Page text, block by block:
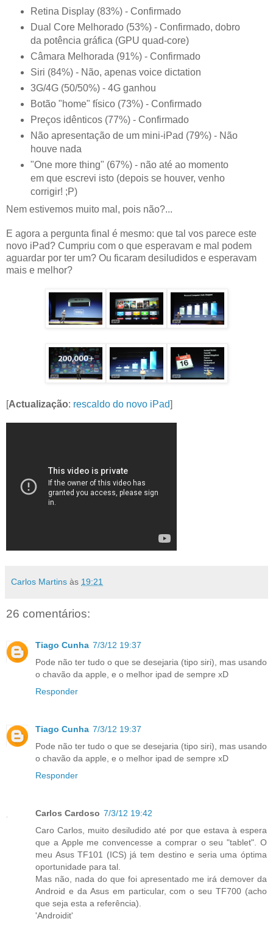
Retina Display (83%) - Confirmado
Dual Core Melhorado (53%) - Confirmado, dobro
da potência gráfica (GPU quad-core)
Câmara Melhorada (91%) - Confirmado
Siri (84%) - Não, apenas voice dictation
3G/4G (50/50%) - 4G ganhou
Botão "home" físico (73%) - Confirmado
Preços idênticos (77%) - Confirmado
Não apresentação de um mini-iPad (79%) - Não
houve nada
"One more thing" (67%) - não até ao momento
em que escrevi isto (depois se houver, venho
corrigir! ;P)
Nem estivemos muito mal, pois não?...
E agora a pergunta final é mesmo: que tal vos parece este
novo iPad? Cumpriu com o que esperavam e mal podem
aguardar por ter um? Ou ficaram desiludidos e esperavam
mais e melhor?
[Actualização: rescaldo do novo iPad]
Carlos Martins às 19:21
26 comentários:
Tiago Cunha 7/3/12 19:37
Pode não ter tudo o que se desejaria (tipo siri), mas usando
o chavão da apple, e o melhor ipad de sempre xD
Responder
Tiago Cunha 7/3/12 19:37
Pode não ter tudo o que se desejaria (tipo siri), mas usando
o chavão da apple, e o melhor ipad de sempre xD
Responder
Carlos Cardoso 7/3/12 19:42
Caro Carlos, muito desiludido até por que estava à espera
que a Apple me convencesse a comprar o seu "tablet". O
meu Asus TF101 (ICS) já tem destino e seria uma óptima
oportunidade para tal.
Mas não, nada do que foi apresentado me irá demover da
Android e da Asus em particular, com o seu TF700 (acho
que seja esta a referência).
'Androidit'